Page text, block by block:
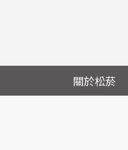
關於松菸